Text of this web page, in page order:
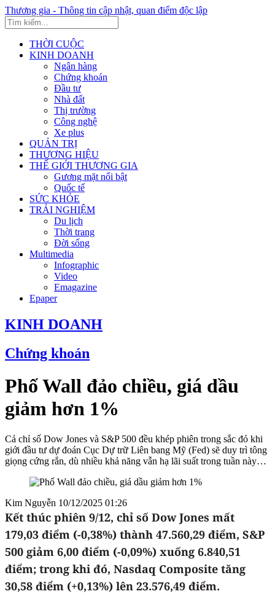
Thương gia - Thông tin cập nhật, quan điểm độc lập
THỜI CUỘC
KINH DOANH
Ngân hàng
Chứng khoán
Đầu tư
Nhà đất
Thị trường
Công nghệ
Xe plus
QUẢN TRỊ
THƯƠNG HIỆU
THẾ GIỚI THƯƠNG GIA
Gương mặt nổi bật
Quốc tế
SỨC KHỎE
TRẢI NGHIỆM
Du lịch
Thời trang
Đời sống
Multimedia
Infographic
Video
Emagazine
Epaper
KINH DOANH
Chứng khoán
Phố Wall đảo chiều, giá dầu
giảm hơn 1%
Cả chỉ số Dow Jones và S&P 500 đều khép phiên trong sắc đỏ khi
giới đầu tư dự đoán Cục Dự trữ Liên bang Mỹ (Fed) sẽ duy trì tông
giọng cứng rắn, dù nhiều khả năng vẫn hạ lãi suất trong tuần này…
Kim Nguyễn 10/12/2025 01:26
Kết thúc phiên 9/12, chỉ số Dow Jones mất
179,03 điểm (-0,38%) thành 47.560,29 điểm, S&P
500 giảm 6,00 điểm (-0,09%) xuống 6.840,51
điểm; trong khi đó, Nasdaq Composite tăng
30,58 điểm (+0,13%) lên 23.576,49 điểm.